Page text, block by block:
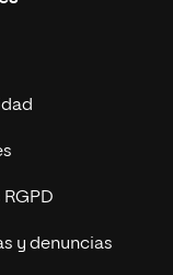
y denuncias